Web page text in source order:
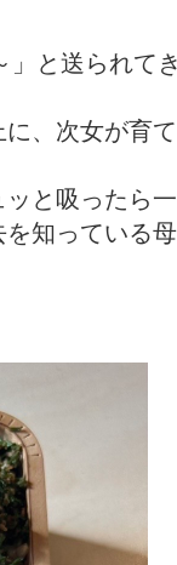
と送られてき
、次女が育
と吸ったら
知っている